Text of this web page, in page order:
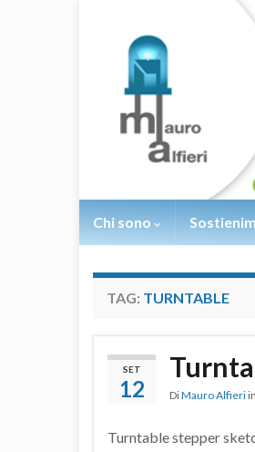
Chi sono
TAG: TURNTABLE
SET
12 DiMauro Alfieri in
Turntable stepper